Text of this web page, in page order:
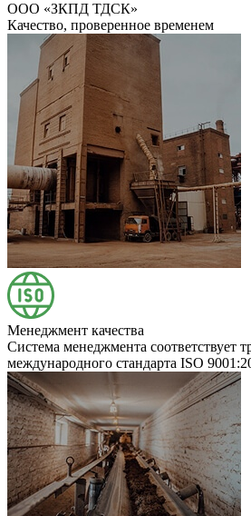
ООО «ЗКПД ТДСК»
Качество, проверенное временем
Менеджмент качества
Система менеджмента соответствует
международного стандарта ISO